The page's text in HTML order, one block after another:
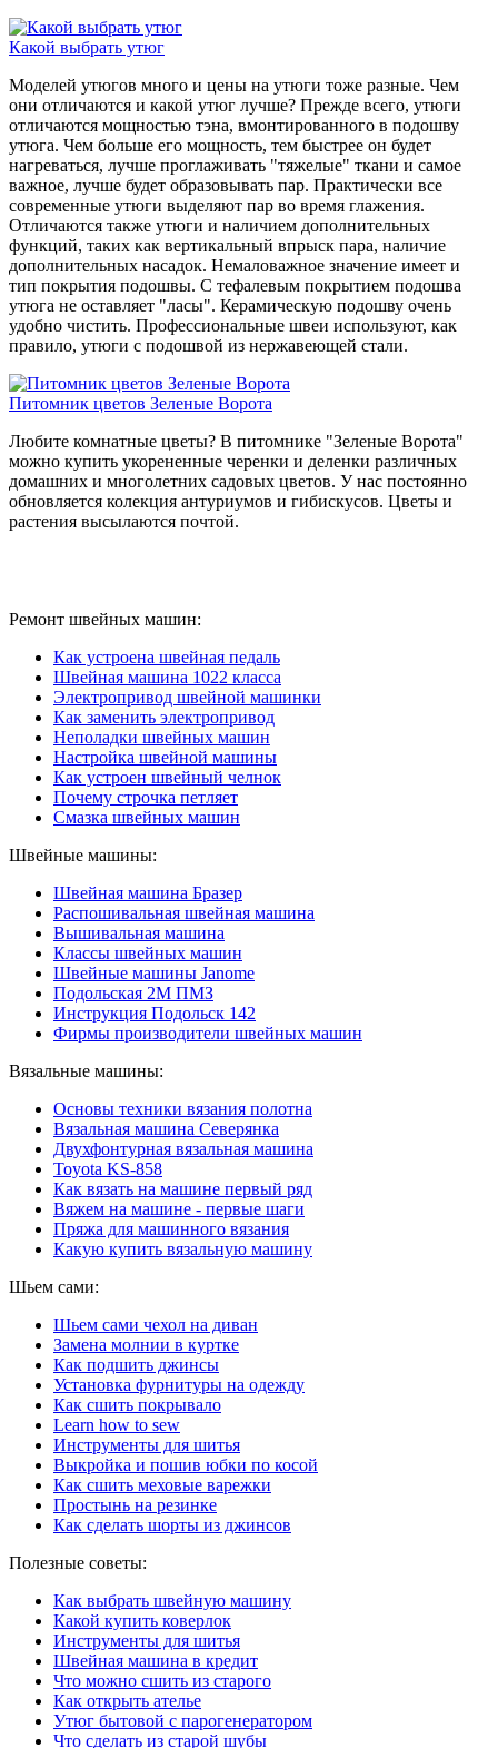
Какой выбрать утюг
Моделей утюгов много и цены на утюги тоже разные. Чем
они отличаются и какой утюг лучше? Прежде всего, утюги
отличаются мощностью тэна, вмонтированного в подошву
утюга. Чем больше его мощность, тем быстрее он будет
нагреваться, лучше проглаживать "тяжелые" ткани и самое
важное, лучше будет образовывать пар. Практически все
современные утюги выделяют пар во время глажения.
Отличаются также утюги и наличием дополнительных
функций, таких как вертикальный впрыск пара, наличие
дополнительных насадок. Немаловажное значение имеет и
тип покрытия подошвы. С тефалевым покрытием подошва
утюга не оставляет "ласы". Керамическую подошву очень
удобно чистить. Профессиональные швеи используют, как
правило, утюги с подошвой из нержавеющей стали.
Питомник цветов Зеленые Ворота
Любите комнатные цветы? В питомнике "Зеленые Ворота"
можно купить укорененные черенки и деленки различных
домашних и многолетних садовых цветов. У нас постоянно
обновляется колекция антуриумов и гибискусов. Цветы и
растения высылаются почтой.
Ремонт швейных машин:
Как устроена швейная педаль
Швейная машина 1022 класса
Электропривод швейной машинки
Как заменить электропривод
Неполадки швейных машин
Настройка швейной машины
Как устроен швейный челнок
Почему строчка петляет
Смазка швейных машин
Швейные машины:
Швейная машина Бразер
Распошивальная швейная машина
Вышивальная машина
Классы швейных машин
Швейные машины Janome
Подольская 2М ПМЗ
Инструкция Подольск 142
Фирмы производители швейных машин
Вязальные машины:
Основы техники вязания полотна
Вязальная машина Северянка
Двухфонтурная вязальная машина
Toyota KS-858
Как вязать на машине первый ряд
Вяжем на машине - первые шаги
Пряжа для машинного вязания
Какую купить вязальную машину
Шьем сами:
Шьем сами чехол на диван
Замена молнии в куртке
Как подшить джинсы
Установка фурнитуры на одежду
Как сшить покрывало
Learn how to sew
Инструменты для шитья
Выкройка и пошив юбки по косой
Как сшить меховые варежки
Простынь на резинке
Как сделать шорты из джинсов
Полезные советы:
Как выбрать швейную машину
Какой купить коверлок
Инструменты для шитья
Швейная машина в кредит
Что можно сшить из старого
Как открыть ателье
Утюг бытовой с парогенератором
Что сделать из старой шубы